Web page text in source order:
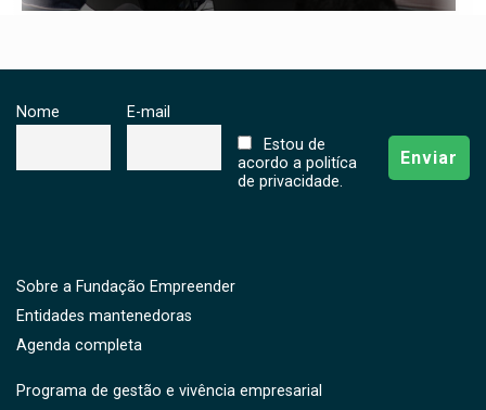
Nome
E-mail
Estou de
acordo a politíca
de privacidade.
Sobre a Fundação Empreender
Entidades mantenedoras
Agenda completa
Programa de gestão e vivência empresarial